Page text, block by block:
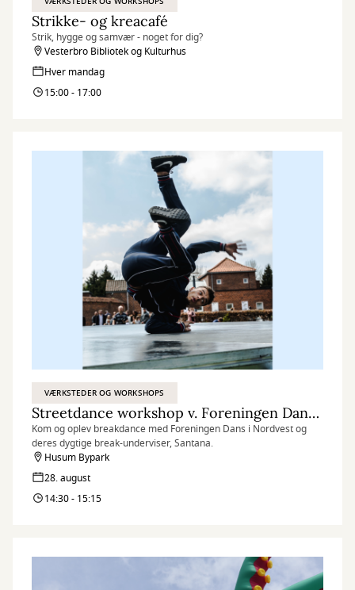
Strikke- og kreacafé
Strik, hygge og samvær - noget for dig?
Vesterbro Bibliotek og Kulturhus
Hver mandag
15:00 - 17:00
VÆRKSTEDER OG WORKSHOPS
Streetdance workshop v. Foreningen Dans i Nordvest
Kom og oplev breakdance med Foreningen Dans i Nordvest og
deres dygtige break-underviser, Santana.
Husum Bypark
28. august
14:30 - 15:15